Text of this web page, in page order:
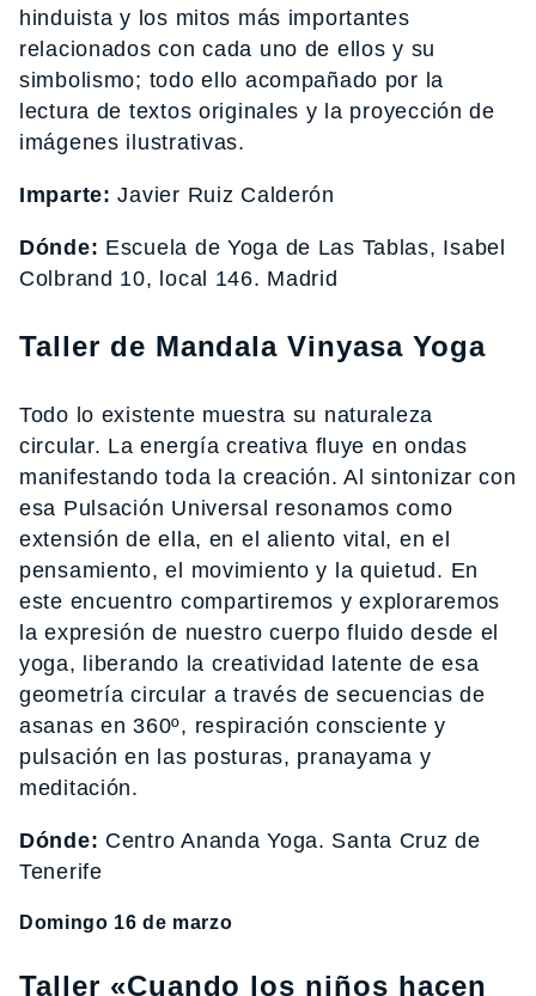
hinduista y los mitos más importantes
relacionados con cada uno de ellos y su
simbolismo; todo ello acompañado por la
lectura de textos originales y la proyección de
imágenes ilustrativas.
Imparte:Javier Ruiz Calderón
Dónde: Escuela de Yoga de Las Tablas, Isabel
Colbrand 10, local 146. Madrid
Taller de Mandala Vinyasa Yoga
Todo lo existente muestra su naturaleza
circular. La energía creativa fluye en ondas
manifestando toda la creación. Al sintonizar con
esa Pulsación Universal resonamos como
extensión de ella, en el aliento vital, en el
pensamiento, el movimiento y la quietud. En
este encuentro compartiremos y exploraremos
la expresión de nuestro cuerpo fluido desde el
yoga, liberando la creatividad latente de esa
geometría circular a través de secuencias de
asanas en 360º, respiración consciente y
pulsación en las posturas, pranayama y
meditación.
Dónde: Centro Ananda Yoga. Santa Cruz de
Tenerife
Domingo 16 de marzo
Taller «Cuando los niños hacen